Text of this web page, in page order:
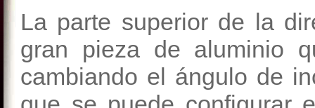
La parte superior de la
gran pieza de aluminio
cambiando el ángulo de